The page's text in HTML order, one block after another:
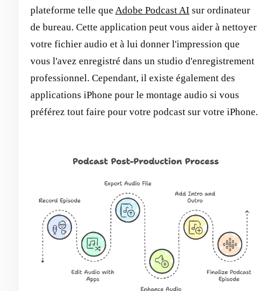
plateforme telle que Adobe Podcast AI sur ordinateur
de bureau. Cette application peut vous aider à nettoyer
votre fichier audio et à lui donner l'impression que
vous l'avez enregistré dans un studio d'enregistrement
professionnel. Cependant, il existe également des
applications iPhone pour le montage audio si vous
préférez tout faire pour votre podcast sur votre iPhone.